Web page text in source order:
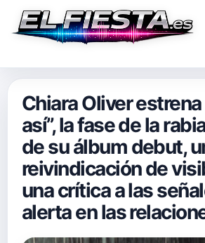
Chiara Oliver
así”, la fase de la
de su álbum debut,
reivindicación de
una crítica a las
alerta en las